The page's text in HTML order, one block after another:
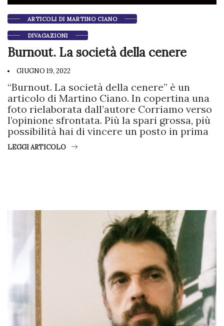
ARTICOLI DI MARTINO CIANO
DIVAGAZIONI
Burnout. La società della cenere
GIUGNO 19, 2022
“Burnout. La società della cenere” è un
articolo di Martino Ciano. In copertina una
foto rielaborata dall’autore Corriamo verso
l’opinione sfrontata. Più la spari grossa, più
possibilità hai di vincere un posto in prima
LEGGI ARTICOLO